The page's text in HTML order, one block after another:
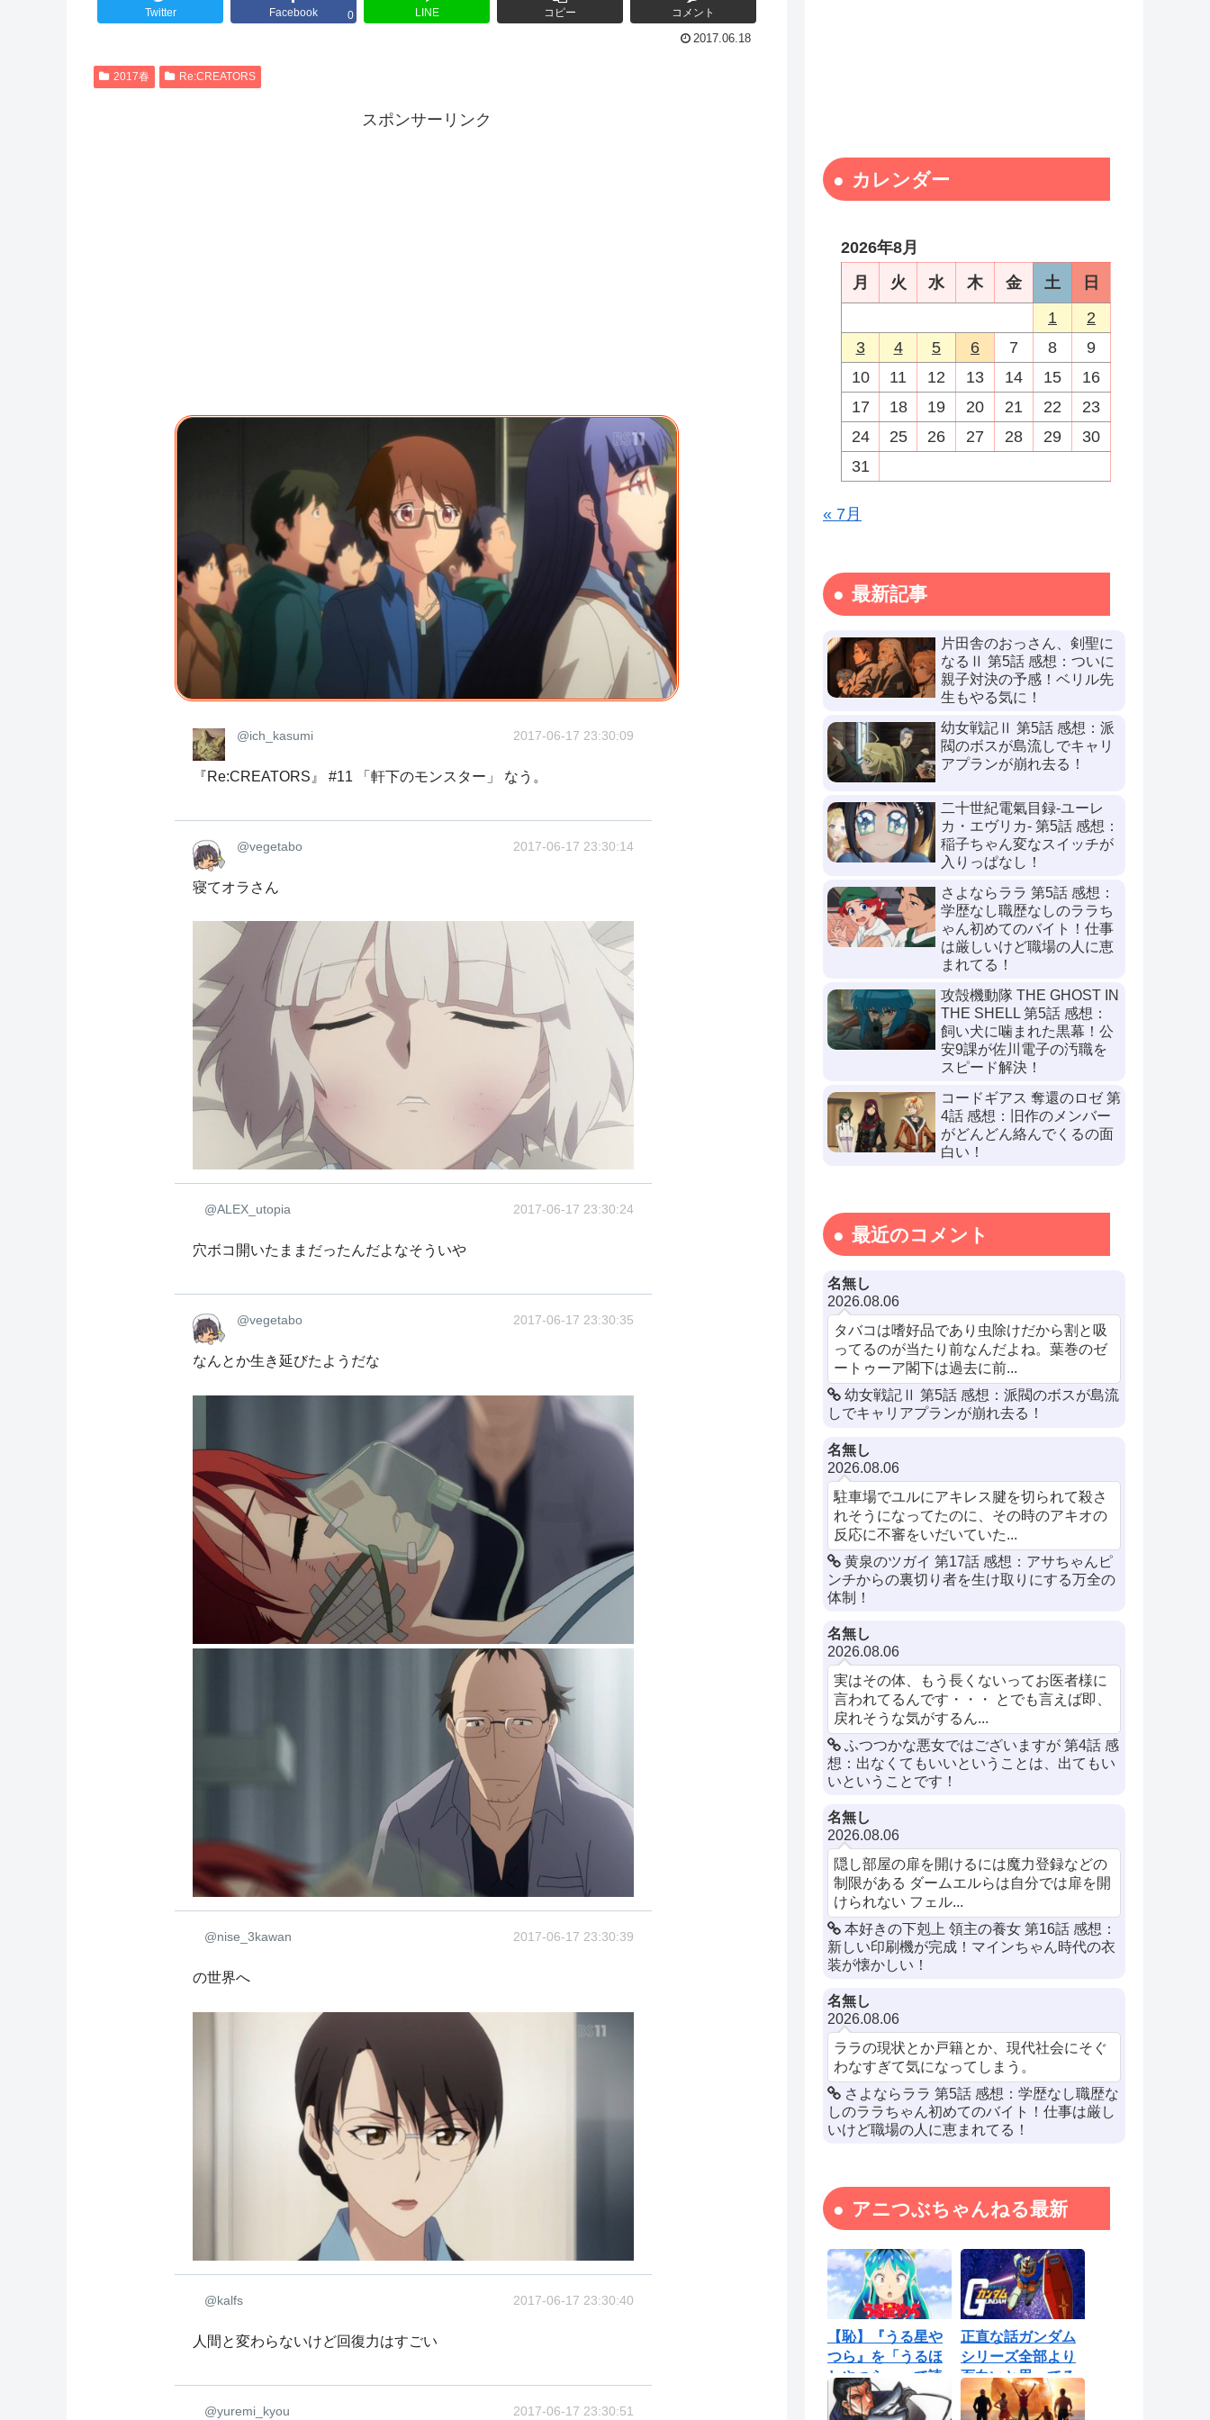
Twitter Facebook 0 LINE コピー コメント
2017.06.18
2017春 Re:CREATORS
スポンサーリンク
@ich_kasumi 2017-06-17 23:30:09
『Re:CREATORS』 #11 「軒下のモンスター」 なう。
@vegetabo 2017-06-17 23:30:14
寝てオラさん
@ALEX_utopia 2017-06-17 23:30:24
穴ボコ開いたままだったんだよなそういや
@vegetabo 2017-06-17 23:30:35
なんとか生き延びたようだな
@nise_3kawan 2017-06-17 23:30:39
の世界へ
@kalfs 2017-06-17 23:30:40
人間と変わらないけど回復力はすごい
@yuremi_kyou 2017-06-17 23:30:51
カレンダー
2026年8月
月
火 水 木 金 土
日
1
2
3
4 5 6 7 8
9
10
11 12 13 14 15
16
17
18 19 20 21 22
23
24
25 26 27 28 29
30
31
« 7月
最新記事
片田舎のおっさん、剣聖に
なるⅡ 第5話 感想：ついに
親子対決の予感！ベリル先
生もやる気に！
幼女戦記Ⅱ 第5話 感想：派
閥のボスが島流しでキャリ
アプランが崩れ去る！
二十世紀電氣目録-ユーレ
カ・エヴリカ- 第5話 感想：
稲子ちゃん変なスイッチが
入りっぱなし！
さよならララ 第5話 感想：
学歴なし職歴なしのララち
ゃん初めてのバイト！仕事
は厳しいけど職場の人に恵
まれてる！
攻殻機動隊 THE GHOST IN
THE SHELL 第5話 感想：
飼い犬に噛まれた黒幕！公
安9課が佐川電子の汚職を
スピード解決！
コードギアス 奪還のロゼ 第
4話 感想：旧作のメンバー
がどんどん絡んでくるの面
白い！
最近のコメント
名無し
2026.08.06
タバコは嗜好品であり虫除けだから割と吸
ってるのが当たり前なんだよね。葉巻のゼ
ートゥーア閣下は過去に前...
幼女戦記Ⅱ 第5話 感想：派閥のボスが島流
しでキャリアプランが崩れ去る！
名無し
2026.08.06
駐車場でユルにアキレス腱を切られて殺さ
れそうになってたのに、その時のアキオの
反応に不審をいだいていた...
黄泉のツガイ 第17話 感想：アサちゃんピ
ンチからの裏切り者を生け取りにする万全の
体制！
名無し
2026.08.06
実はその体、もう長くないってお医者様に
言われてるんです・・・ とでも言えば即、
戻れそうな気がするん...
ふつつかな悪女ではございますが 第4話 感
想：出なくてもいいということは、出てもい
いということです！
名無し
2026.08.06
隠し部屋の扉を開けるには魔力登録などの
制限がある ダームエルらは自分では扉を開
けられない フェル...
本好きの下剋上 領主の養女 第16話 感想：
新しい印刷機が完成！マインちゃん時代の衣
装が懐かしい！
名無し
2026.08.06
ララの現状とか戸籍とか、現代社会にそぐ
わなすぎて気になってしまう。
さよならララ 第5話 感想：学歴なし職歴な
しのララちゃん初めてのバイト！仕事は厳し
いけど職場の人に恵まれてる！
アニつぶちゃんねる最新
【恥】『うる星や
つら』を「うるほ
しやつら」って読
んでたわ…勘...
正直な話ガンダム
シリーズ全部より
面白いと思ってる
ロボットアニ...